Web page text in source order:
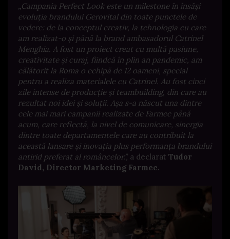
„Campania Perfect Look este un milestone în însăși
evoluția brandului Gerovital din toate punctele de
vedere: de la conceptul creativ, la tehnologia cu care
am realizat-o și până la brand ambasadorul Catrinel
Menghia. A fost un proiect creat cu multă pasiune,
creativitate și curaj, fiindcă în plin an pandemic, am
călătorit la Roma o echipă de 12 oameni, special
pentru a realiza materialele cu Catrinel. Au fost cinci
zile intense de producție și teambuilding, din care au
rezultat noi idei și soluții. Așa s-a născut una dintre
cele mai mari campanii realizate de Farmec până
acum, care reflectă, la nivel de comunicare, sinergia
dintre toate departamentele care au contribuit la
această lansare și inovația plus performanța brandului
antirid preferat al româncelor.”, a declarat Tudor
David, Director Marketing Farmec.